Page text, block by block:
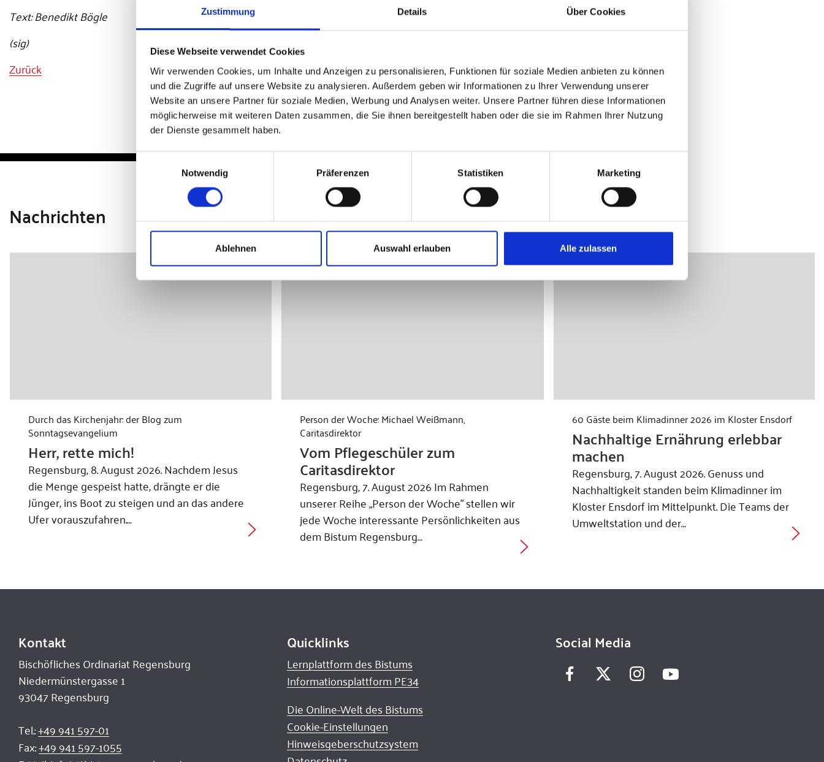
Zustimmung Details Über Cookies
Diese Webseite verwendet Cookies
Wir verwenden Cookies, um Inhalte und Anzeigen zu personalisieren, Funktionen für soziale Medien anbieten zu können
und die Zugriffe auf unsere Website zu analysieren. Außerdem geben wir Informationen zu Ihrer Verwendung unserer
Website an unsere Partner für soziale Medien, Werbung und Analysen weiter. Unsere Partner führen diese Informationen
möglicherweise mit weiteren Daten zusammen, die Sie ihnen bereitgestellt haben oder die sie im Rahmen Ihrer Nutzung
der Dienste gesammelt haben.
Notwendig
Präferenzen Statistiken Marketing
Ablehnen Auswahl erlauben Alle zulassen
Text: Benedikt Bögle
(sig)
Zurück
Nachrichten
Durch das Kirchenjahr: der Blog zum
Sonntagsevangelium
Herr, rette mich!
Regensburg, 8. August 2026. Nachdem Jesus
die Menge gespeist hatte, drängte er die
Jünger, ins Boot zu steigen und an das andere
Ufer vorauszufahren.…
Person der Woche: Michael Weißmann,
Caritasdirektor
Vom Pflegeschüler zum
Caritasdirektor
Regensburg, 7. August 2026 Im Rahmen
unserer Reihe „Person der Woche” stellen wir
jede Woche interessante Persönlichkeiten aus
dem Bistum Regensburg…
60 Gäste beim Klimadinner 2026 im Kloster Ensdorf
Nachhaltige Ernährung erlebbar
machen
Regensburg, 7. August 2026. Genuss und
Nachhaltigkeit standen beim Klimadinner im
Kloster Ensdorf im Mittelpunkt. Die Teams der
Umweltstation und der…
Kontakt
Bischöfliches Ordinariat Regensburg
Niedermünstergasse 1
93047 Regensburg
Tel.:+49 941 597-01
Fax:+49 941 597-1055
Quicklinks
Lernplattform des Bistums
Informationsplattform PE34
Die Online-Welt des Bistums
Cookie-Einstellungen
Hinweisgeberschutzsystem
Social Media